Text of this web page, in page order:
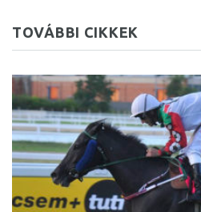
TOVÁBBI CIKKEK